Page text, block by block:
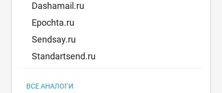
Dashamail.ru
Epochta.ru
Sendsay.ru
Standartsend.ru
ВСЕ АНАЛОГИ